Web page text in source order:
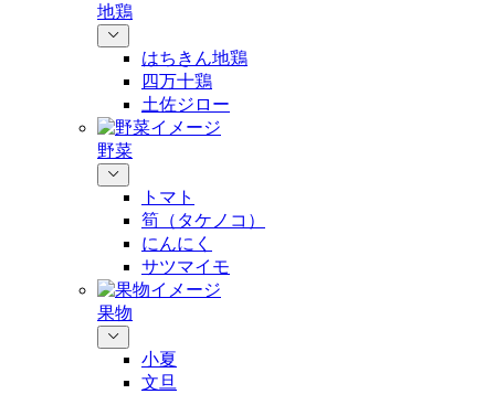
地鶏
はちきん地鶏
四万十鶏
土佐ジロー
野菜
トマト
筍（タケノコ）
にんにく
サツマイモ
果物
小夏
文旦